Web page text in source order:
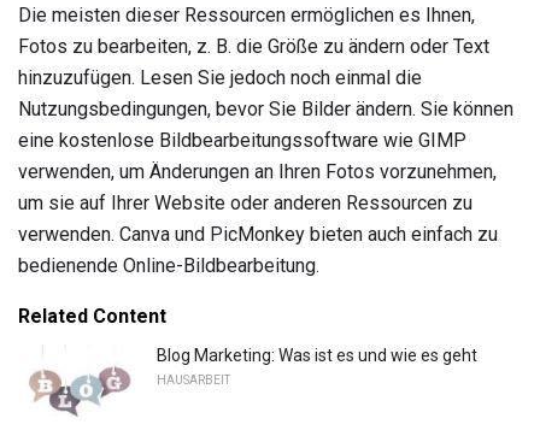
Die meisten dieser Ressourcen ermöglichen es Ihnen,
Fotos zu bearbeiten, z. B. die Größe zu ändern oder Text
hinzuzufügen. Lesen Sie jedoch noch einmal die
Nutzungsbedingungen, bevor Sie Bilder ändern. Sie können
eine kostenlose Bildbearbeitungssoftware wie GIMP
verwenden, um Änderungen an Ihren Fotos vorzunehmen,
um sie auf Ihrer Website oder anderen Ressourcen zu
verwenden. Canva und PicMonkey bieten auch einfach zu
bedienende Online-Bildbearbeitung.
Related Content
Blog Marketing: Was ist es und wie es geht
HAUSARBEIT